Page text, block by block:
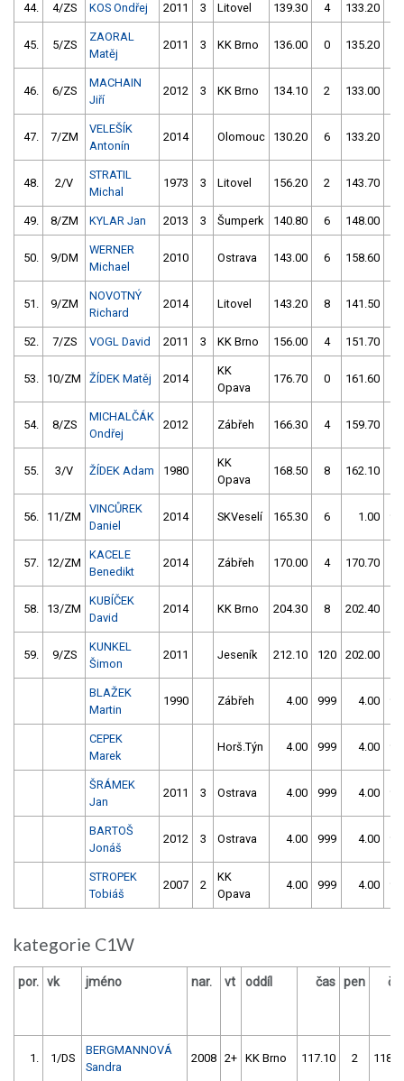
44. 4/ZS KOS Ondřej 2011 3 Litovel 139.30 4 133.20
45. 5/ZS
ZAORAL
Matěj
2011 3 KK Brno 136.00 0 135.20
46. 6/ZS
MACHAIN
Jiří
2012 3 KK Brno 134.10 2 133.00
47. 7/ZM
VELEŠÍK
Antonín
2014 Olomouc 130.20 6 133.20
48. 2/V
STRATIL
Michal
1973 3 Litovel 156.20 2 143.70
49. 8/ZM KYLAR Jan 2013 3 Šumperk 140.80 6 148.00
50. 9/DM
WERNER
Michael
2010 Ostrava 143.00 6 158.60
51. 9/ZM
NOVOTNÝ
Richard
2014 Litovel 143.20 8 141.50
52. 7/ZS VOGL David 2011 3 KK Brno 156.00 4 151.70
53. 10/ZM ŽÍDEK Matěj 2014
KK
Opava
176.70 0 161.60
54. 8/ZS
MICHALČÁK
Ondřej
2012 Zábřeh 166.30 4 159.70
55. 3/V ŽÍDEK Adam 1980
KK
Opava
168.50 8 162.10
56. 11/ZM
VINCŮREK
Daniel
2014 SKVeselí 165.30 6 1.00
57. 12/ZM
KACELE
Benedikt
2014 Zábřeh 170.00 4 170.70
58. 13/ZM
KUBÍČEK
David
2014 KK Brno 204.30 8 202.40
59. 9/ZS
KUNKEL
Šimon
2011 Jeseník 212.10 120 202.00
BLAŽEK
Martin
1990 Zábřeh 4.00 999 4.00
CEPEK
Marek
Horš.Týn 4.00 999 4.00
ŠRÁMEK
Jan
2011 3 Ostrava 4.00 999 4.00
BARTOŠ
Jonáš
2012 3 Ostrava 4.00 999 4.00
STROPEK
Tobiáš
2007 2
KK
Opava
4.00 999 4.00
kategorie C1W
por. vk jméno nar. vt oddíl čas pen
1. 1/DS
BERGMANNOVÁ
Sandra
2008 2+ KK Brno 117.10 2